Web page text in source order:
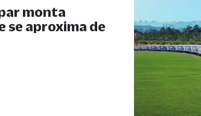
monta
se aproxima de